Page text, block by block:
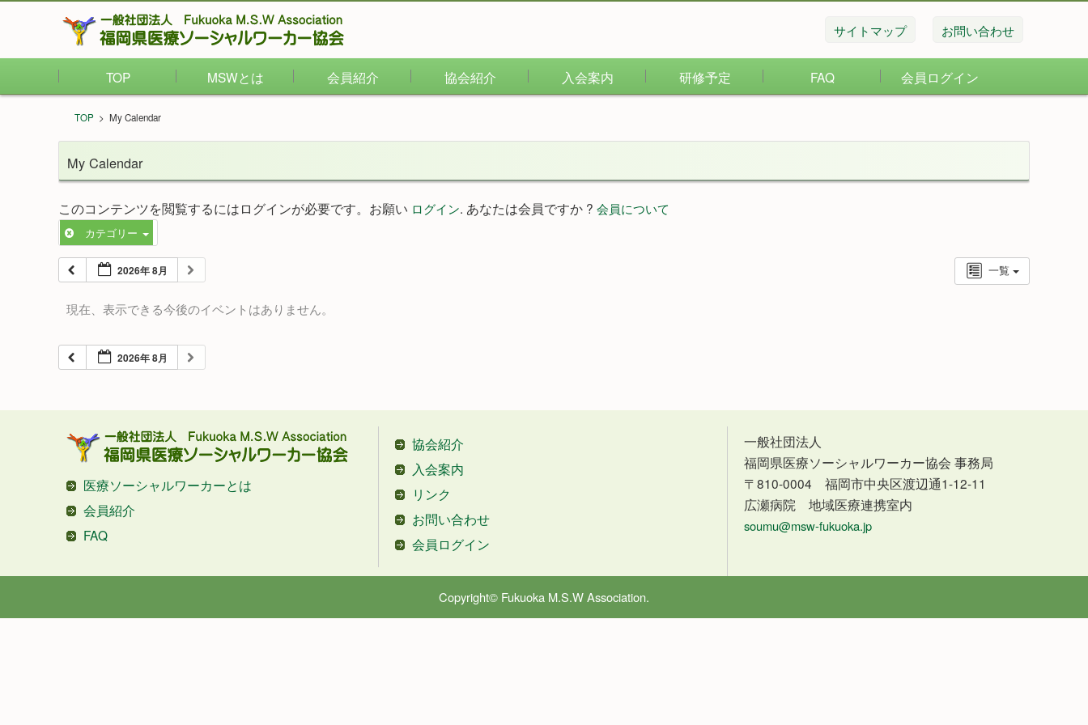
サイトマップ お問い合わせ
TOP MSWとは 会員紹介 協会紹介 入会案内 研修予定 FAQ 会員ログイン
TOP > My Calendar
My Calendar
このコンテンツを閲覧するにはログインが必要です。お願い ログイン. あなたは会員ですか ? 会員について
カテゴリー
一覧
2026年 8月
現在、表示できる今後のイベントはありません。
2026年 8月
医療ソーシャルワーカーとは
会員紹介
FAQ
協会紹介
入会案内
リンク
お問い合わせ
会員ログイン
一般社団法人
福岡県医療ソーシャルワーカー協会 事務局
〒810-0004 福岡市中央区渡辺通1-12-11
広瀬病院 地域医療連携室内
soumu@msw-fukuoka.jp
Copyright© Fukuoka M.S.W Association.